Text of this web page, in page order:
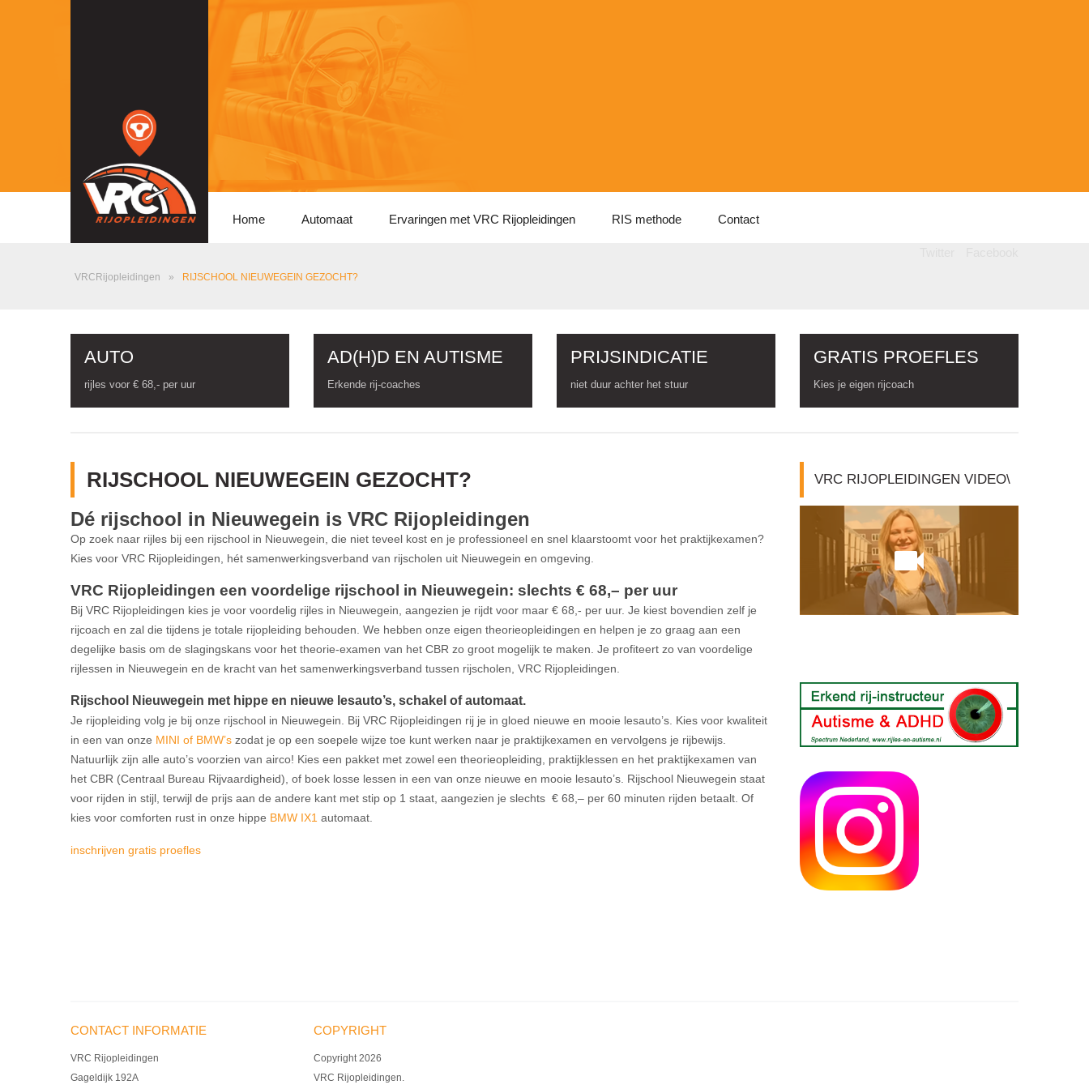
Home Automaat Ervaringen met VRC Rijopleidingen RIS methode Contact
VRCRijopleidingen » RIJSCHOOL NIEUWEGEIN GEZOCHT?
AUTO
rijles voor € 68,- per uur
AD(H)D EN AUTISME
Erkende rij-coaches
PRIJSINDICATIE
niet duur achter het stuur
GRATIS PROEFLES
Kies je eigen rijcoach
RIJSCHOOL NIEUWEGEIN GEZOCHT?
Dé rijschool in Nieuwegein is VRC Rijopleidingen
Op zoek naar rijles bij een rijschool in Nieuwegein, die niet teveel kost en je professioneel en snel klaarstoomt voor het praktijkexamen?
Kies voor VRC Rijopleidingen, hét samenwerkingsverband van rijscholen uit Nieuwegein en omgeving.
VRC Rijopleidingen een voordelige rijschool in Nieuwegein: slechts € 68,– per uur
Bij VRC Rijopleidingen kies je voor voordelig rijles in Nieuwegein, aangezien je rijdt voor maar € 68,- per uur. Je kiest bovendien zelf je
rijcoach en zal die tijdens je totale rijopleiding behouden. We hebben onze eigen theorieopleidingen en helpen je zo graag aan een
degelijke basis om de slagingskans voor het theorie-examen van het CBR zo groot mogelijk te maken. Je profiteert zo van voordelige
rijlessen in Nieuwegein en de kracht van het samenwerkingsverband tussen rijscholen, VRC Rijopleidingen.
Rijschool Nieuwegein met hippe en nieuwe lesauto’s, schakel of automaat.
Je rijopleiding volg je bij onze rijschool in Nieuwegein. Bij VRC Rijopleidingen rij je in gloed nieuwe en mooie lesauto’s. Kies voor kwaliteit
in een van onze MINI of BMW’s zodat je op een soepele wijze toe kunt werken naar je praktijkexamen en vervolgens je rijbewijs.
Natuurlijk zijn alle auto’s voorzien van airco! Kies een pakket met zowel een theorieopleiding, praktijklessen en het praktijkexamen van
het CBR (Centraal Bureau Rijvaardigheid), of boek losse lessen in een van onze nieuwe en mooie lesauto’s. Rijschool Nieuwegein staat
voor rijden in stijl, terwijl de prijs aan de andere kant met stip op 1 staat, aangezien je slechts € 68,– per 60 minuten rijden betaalt. Of
kies voor comforten rust in onze hippe BMW IX1 automaat.
inschrijven gratis proefles
VRC RIJOPLEIDINGEN VIDEO\
CONTACT INFORMATIE
VRC Rijopleidingen
Gageldijk 192A
COPYRIGHT
Copyright 2026
VRC Rijopleidingen.